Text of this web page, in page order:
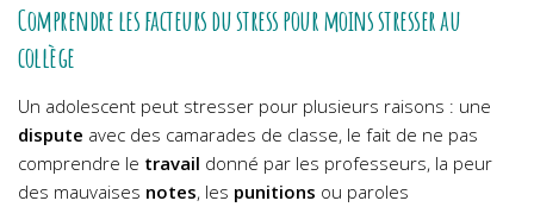
Comprendre les facteurs du stress pour moins stresser au
collège
Un adolescent peut stresser pour plusieurs raisons : une
dispute avec des camarades de classe, le fait de ne pas
comprendre le travail donné par les professeurs, la peur
des mauvaises notes, les punitions ou paroles